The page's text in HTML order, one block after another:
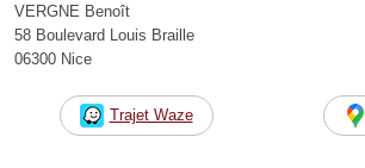
VERGNE Benoît
58 Boulevard Louis Braille
06300 Nice
Trajet Waze